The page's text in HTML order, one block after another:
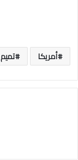
أمريكا تميم